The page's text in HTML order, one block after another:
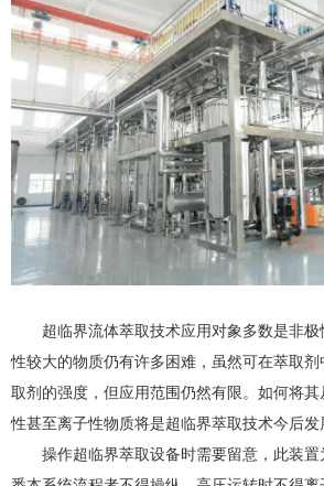
超临界流体萃取技术应用对象多数是非
性较大的物质仍有许多困难，虽然可在萃取
取剂的强度，但应用范围仍然有限。如何将
性甚至离子性物质将是超临界萃取技术今后发
操作超临界萃取设备时需要留意，此装